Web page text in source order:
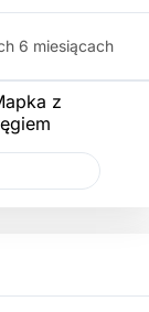
6 miesiącach